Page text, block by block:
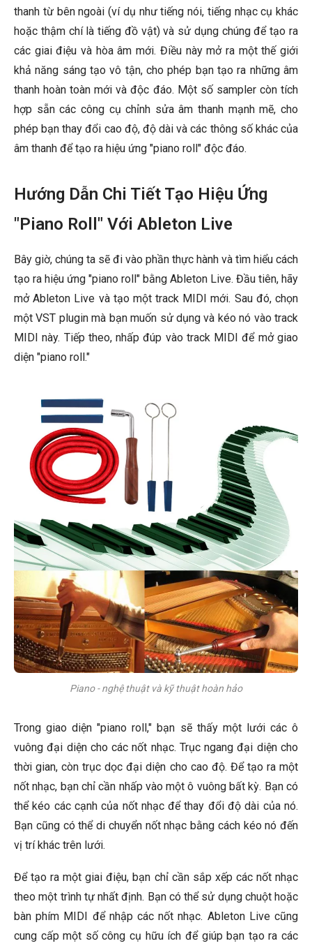
thanh từ bên ngoài (ví dụ như tiếng nói, tiếng nhạc cụ khác
hoặc thậm chí là tiếng đồ vật) và sử dụng chúng để tạo ra
các giai điệu và hòa âm mới. Điều này mở ra một thế giới
khả năng sáng tạo vô tận, cho phép bạn tạo ra những âm
thanh hoàn toàn mới và độc đáo. Một số sampler còn tích
hợp sẵn các công cụ chỉnh sửa âm thanh mạnh mẽ, cho
phép bạn thay đổi cao độ, độ dài và các thông số khác của
âm thanh để tạo ra hiệu ứng "piano roll" độc đáo.
Hướng Dẫn Chi Tiết Tạo Hiệu Ứng
"Piano Roll" Với Ableton Live
Bây giờ, chúng ta sẽ đi vào phần thực hành và tìm hiểu cách
tạo ra hiệu ứng "piano roll" bằng Ableton Live. Đầu tiên, hãy
mở Ableton Live và tạo một track MIDI mới. Sau đó, chọn
một VST plugin mà bạn muốn sử dụng và kéo nó vào track
MIDI này. Tiếp theo, nhấp đúp vào track MIDI để mở giao
diện "piano roll."
Piano - nghệ thuật và kỹ thuật hoàn hảo
Trong giao diện "piano roll," bạn sẽ thấy một lưới các ô
vuông đại diện cho các nốt nhạc. Trục ngang đại diện cho
thời gian, còn trục dọc đại diện cho cao độ. Để tạo ra một
nốt nhạc, bạn chỉ cần nhấp vào một ô vuông bất kỳ. Bạn có
thể kéo các cạnh của nốt nhạc để thay đổi độ dài của nó.
Bạn cũng có thể di chuyển nốt nhạc bằng cách kéo nó đến
vị trí khác trên lưới.
Để tạo ra một giai điệu, bạn chỉ cần sắp xếp các nốt nhạc
theo một trình tự nhất định. Bạn có thể sử dụng chuột hoặc
bàn phím MIDI để nhập các nốt nhạc. Ableton Live cũng
cung cấp một số công cụ hữu ích để giúp bạn tạo ra các